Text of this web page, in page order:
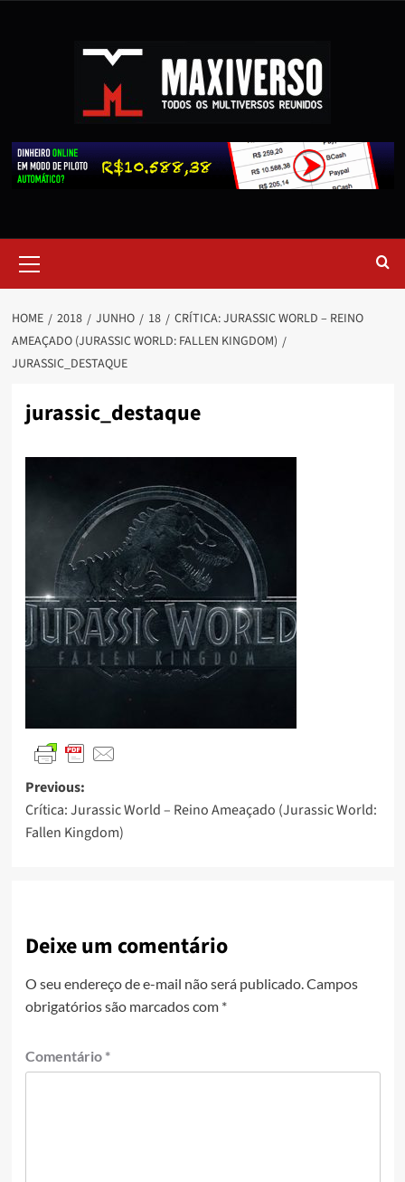
HOME 2018 JUNHO 18
CRÍTICA: JURASSIC WORLD – REINO
AMEAÇADO (JURASSIC WORLD: FALLEN KINGDOM)
JURASSIC_DESTAQUE
jurassic_destaque
Previous:
Crítica: Jurassic World – Reino Ameaçado (Jurassic World:
Fallen Kingdom)
Deixe um comentário
O seu endereço de e-mail não será publicado. Campos
obrigatórios são marcados com *
Comentário *